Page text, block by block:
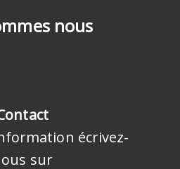
nous
écrivez-
sur